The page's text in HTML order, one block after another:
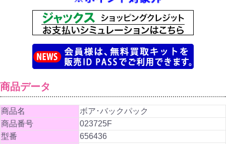
商品データ
商品名
ボア･バックパック
商品番号
023725F
型番
656436